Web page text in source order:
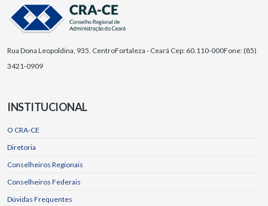
Rua Dona Leopoldina, 935, CentroFortaleza - Ceará Cep: 60.110-000Fone: (85)
3421-0909
INSTITUCIONAL
O CRA-CE
Diretoria
Conselheiros Regionais
Conselheiros Federais
Dúvidas Frequentes